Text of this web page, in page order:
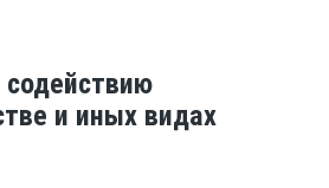
и иных видах